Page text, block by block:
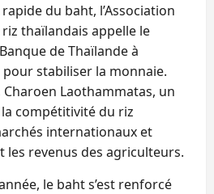
du baht, l’Association
thaïlandais appelle le
de Thaïlande à
stabiliser la monnaie.
Laothammatas, un
compétitivité du riz
internationaux et
les revenus des agriculteurs.
le baht s’est renforcé